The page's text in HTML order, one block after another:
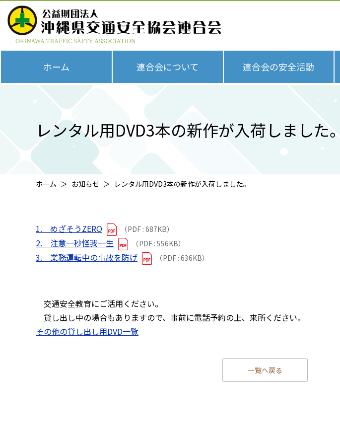
ホーム 連合会について 連合会の安全活動
レンタル用DVD3本の新作が入荷しました。
ホーム お知らせ レンタル用DVD3本の新作が入荷しました。
1. めざそうZERO （PDF : 687KB）
2. 注意一秒怪我一生 （PDF : 556KB）
3. 業務運転中の事故を防げ （PDF : 636KB）
交通安全教育にご活用ください。
貸し出し中の場合もありますので、事前に電話予約の上、来所ください。
その他の貸し出し用DVD一覧
一覧へ戻る